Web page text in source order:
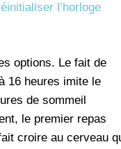
l’horloge
options. Le fait de
16 heures imite le
de sommeil
le premier repas
croire au cerveau